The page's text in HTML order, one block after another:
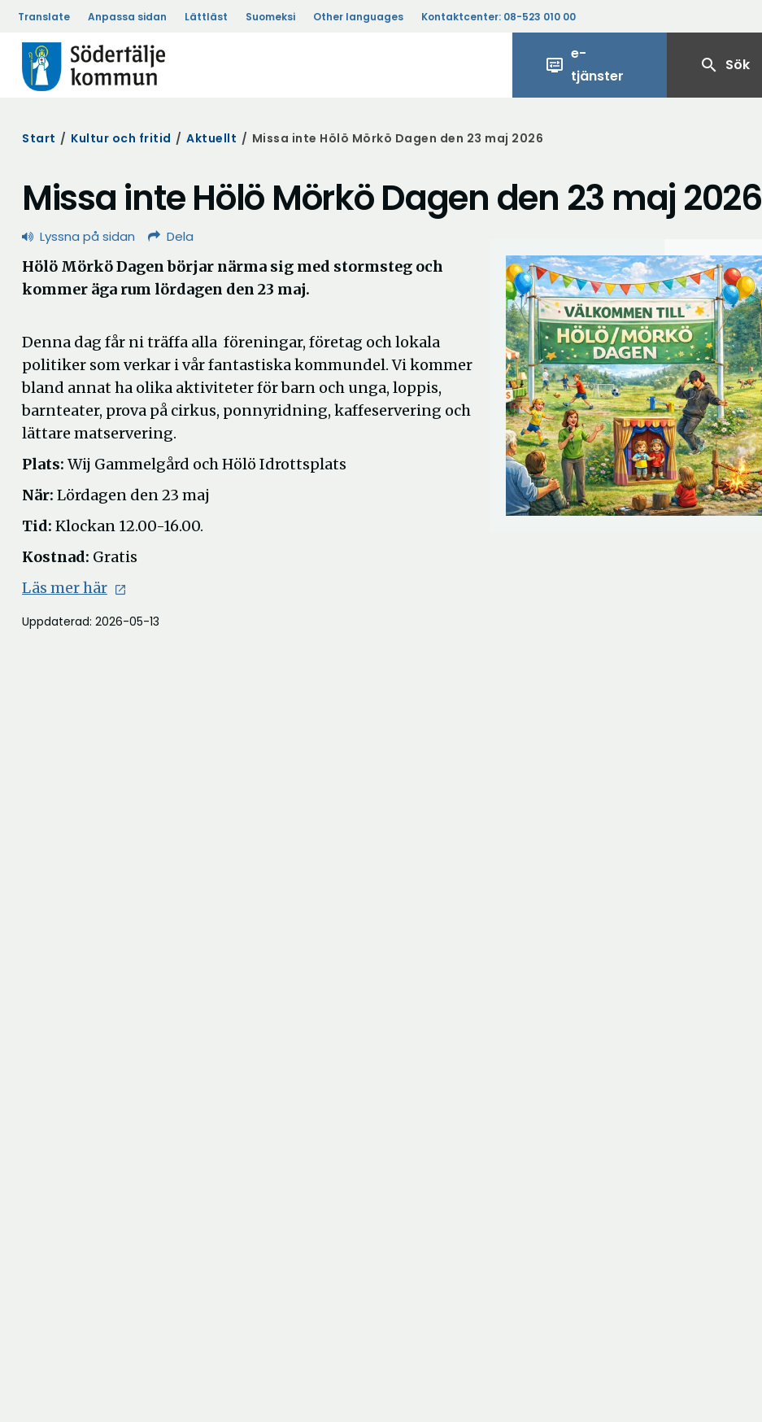
Translate Anpassa sidan Lättläst Suomeksi Other languages Kontaktcenter: 08-523 010 00
display_settings
e-
tjänster
search Sök
Start / Kultur och fritid / Aktuellt / Missa inte Hölö Mörkö Dagen den 23 maj 2026
Missa inte Hölö Mörkö Dagen den 23 maj 2026
Lyssna på sidan Dela
Hölö Mörkö Dagen börjar närma sig med stormsteg och
kommer äga rum lördagen den 23 maj.
Denna dag får ni träffa alla föreningar, företag och lokala
politiker som verkar i vår fantastiska kommundel. Vi kommer
bland annat ha olika aktiviteter för barn och unga, loppis,
barnteater, prova på cirkus, ponnyridning, kaffeservering och
lättare matservering.
Plats: Wij Gammelgård och Hölö Idrottsplats
När: Lördagen den 23 maj
Tid: Klockan 12.00-16.00.
Kostnad: Gratis
Läs mer här
Uppdaterad: 2026-05-13